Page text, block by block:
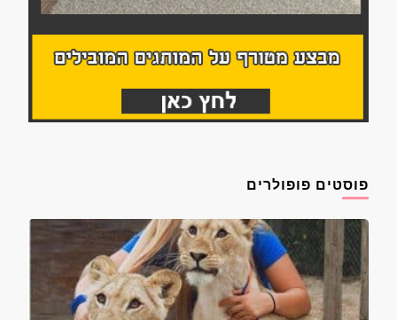
פוסטים פופולרים